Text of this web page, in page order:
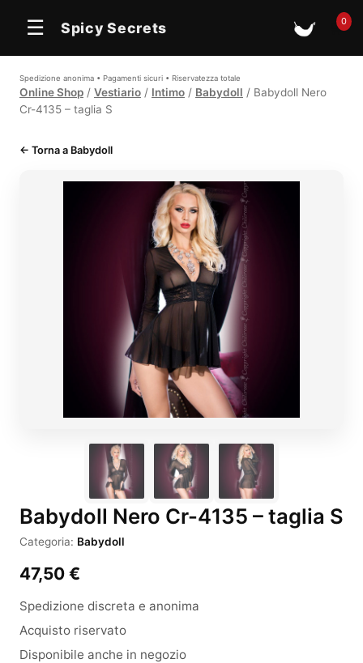
☰ Spicy Secrets 🛒0
Spedizione anonima • Pagamenti sicuri • Riservatezza totale
Online Shop / Vestiario / Intimo / Babydoll / Babydoll Nero
Cr-4135 – taglia S
← Torna a Babydoll
Babydoll Nero Cr-4135 – taglia S
Categoria: Babydoll
47,50 €
Spedizione discreta e anonima
Acquisto riservato
Disponibile anche in negozio